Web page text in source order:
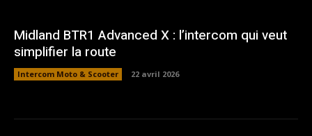
Midland BTR1 Advanced X : l’intercom qui veut
simplifier la route
Intercom Moto & Scooter 22 avril 2026